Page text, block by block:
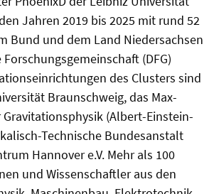
Jahren 2019 bis 2025 mit rund 52
Bund und dem Land Niedersachsen
(DFG)
des Clusters sind
Braunschweig, das Max-
(Albert-Einstein-
Technische Bundesanstalt
Hannover e.V. Mehr als 100
und Wissenschaftler aus den